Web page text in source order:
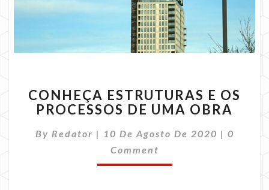
ESTRUTURAS
E
PROCESSOS
DE
UMA
CONHEÇA ESTRUTURAS E OS
PROCESSOS DE UMA OBRA
By Redator | 10 De Agosto De 2020 | 0
Comment